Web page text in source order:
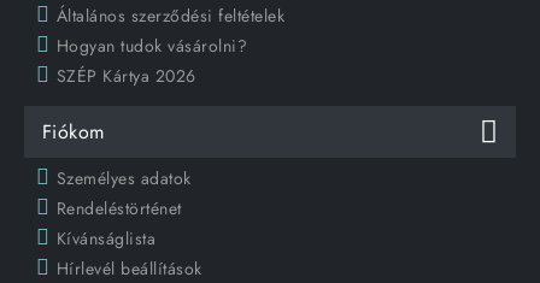
Általános szerződési feltételek
Hogyan tudok vásárolni?
SZÉP Kártya 2026
Fiókom
Személyes adatok
Rendeléstörténet
Kívánságlista
Hírlevél beállítások